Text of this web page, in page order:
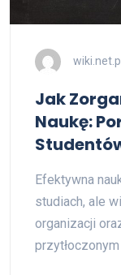
wiki.net.pl
Jak
Naukę:
Efektywna
studiach, ale
organizacji